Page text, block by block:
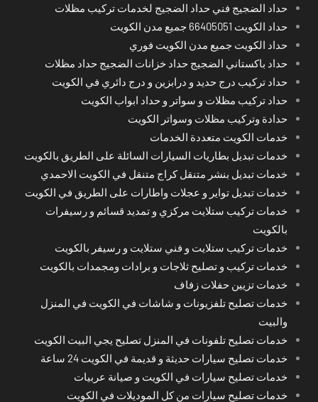
حداد الضجيج فني حداد الضجيج لخدمات تركيب مظلات
حداد الكويت 66405051 جميع مدن الكويت
حداد الكويت جميع مدن الكويت فوري
حداد باكستاني الضجيج حداد خزانات الضجيج حداد مظلات
حداد تركيب درج حديد و درابزين و درج دائري في الكويت
حداد تركيب مظلات و سواتر و حداد ابواب الكويت
حدادة وتركيب مظلات وسواتر الكويت
خدمات الكويت متعددة الخدمات
خدمات تبديل بطاريات السيارات السائلة على الطريق بالكويت
خدمات تبديل بنشر متنقل كراج متنقل في الكويت الاحمدي
خدمات تبديل تواير و عجلات واطارات على الطريق في الكويت
خدمات تركيب ستلايت مركزي و تمديد قسائم و رسيفرات
بالكويت
خدمات تركيب ستلايت و فني ستلايت و رسيفر بالكويت
خدمات تركيب و تصليح ثلاجات و برادات ومجمدات بالكويت
خدمات تزيين حفلات زفاف
خدمات تصليح تلفزيونات و شاشات في الكويت في المنزل
والبيت
خدمات تصليح تلفونات في المنزل تصليح يجي البيت الكويت
خدمات تصليح سيارات حديثة و قديمة في الكويت 24 ساعة
خدمات تصليح سيارات في الكويت و صيانة عربيات
خدمات تصليح سيارات من كل الموديلات في الكويت